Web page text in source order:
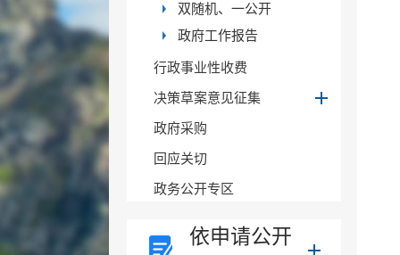
双随机、一公开
政府工作报告
行政事业性收费
决策草案意见征集
政府采购
回应关切
政务公开专区
依申请公开